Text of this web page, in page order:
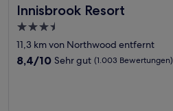
Innisbrook Resort
Innisbrook Resort
3.5-
Sterne-
Unterkunft
11,3 km von Northwood entfernt
8.4
8,4/10 Sehr gut (1.003 Bewertungen)